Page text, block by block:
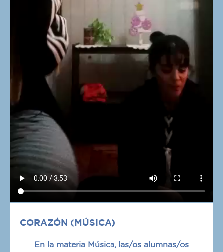
CORAZÓN (MÚSICA)
En la materia Música, las/os alumnas/os